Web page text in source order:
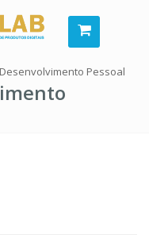
Desenvolvimento Pessoal